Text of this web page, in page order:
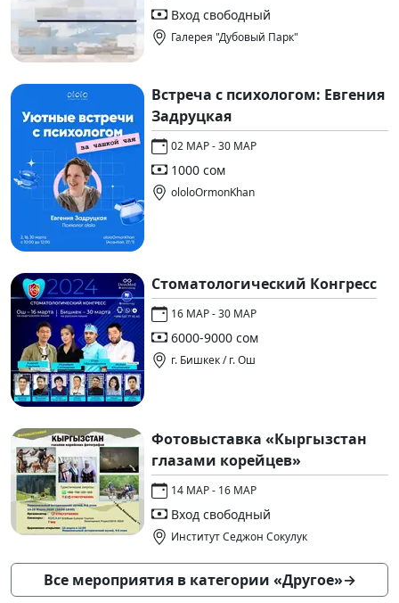
Вход свободный
Галерея "Дубовый Парк"
Встреча с психологом: Евгения
Задруцкая
02 МАР - 30 МАР
1000 сом
ololoOrmonKhan
Стоматологический Конгресс
16 МАР - 30 МАР
6000-9000 сом
г. Бишкек / г. Ош
Фотовыставка «Кыргызстан
глазами корейцев»
14 МАР - 16 МАР
Вход свободный
Институт Седжон Сокулук
Все мероприятия в категории «Другое»→